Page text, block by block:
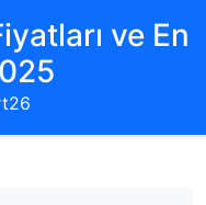
ve En